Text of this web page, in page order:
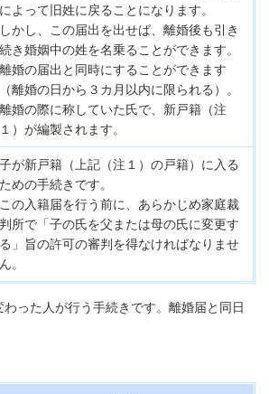
によって旧姓に戻ることになります。
しかし、この届出を出せば、離婚後も引き
続き婚姻中の姓を名乗ることができます。
離婚の届出と同時にすることができます
（離婚の日から３カ月以内に限られる）。
離婚の際に称していた氏で、新戸籍（注
１）が編製されます。
子が新戸籍（上記（注１）の戸籍）に入る
ための手続きです。
この入籍届を行う前に、あらかじめ家庭裁
判所で「子の氏を父または母の氏に変更す
る」旨の許可の審判を得なければなりませ
ん。
った人が行う手続きです。離婚届と同日